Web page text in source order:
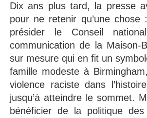
Dix ans plus tard, la presse
pour ne retenir qu’une
présider le Conseil
communication de la Maison-
sur mesure qui en fit un
famille modeste à
violence raciste dans
jusqu’à atteindre le sommet.
bénéficier de la politique